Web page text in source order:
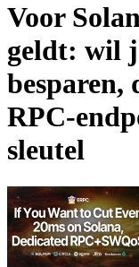
Voor
geldt: wil
besparen,
RPC-
sleutel